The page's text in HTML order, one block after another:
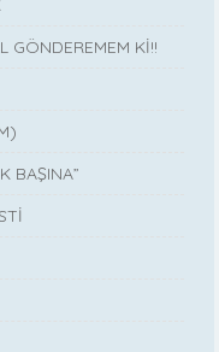
GÖNDEREMEM Kİ!!
BAŞINA”